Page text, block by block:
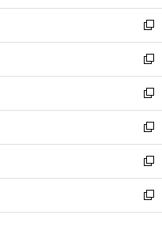
開
く
ウ
で
開
く
ン
ド
ウ
で
開
く
新
し
い
ウ
ィ
ン
ド
ウ
で
開
く
新
し
い
ウ
ィ
ン
ド
ウ
で
開
新
し
い
ウ
ィ
ン
ド
ウ
新
し
い
ウ
ィ
ン
新
し
い
ウ
新
し